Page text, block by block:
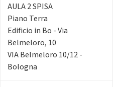
AULA 2 SPISA
Piano Terra
Edificio in Bo - Via
Belmeloro, 10
VIA Belmeloro 10/12 -
Bologna